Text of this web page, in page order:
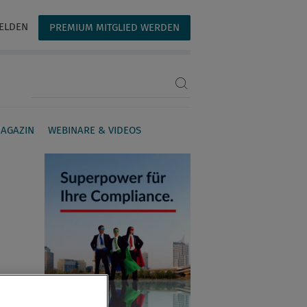
PREMIUM MITGLIED WERDEN
WEBINARE & VIDEOS